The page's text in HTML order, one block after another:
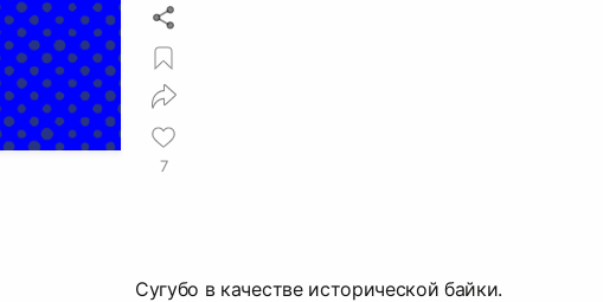
7
Сугубо в качестве исторической байки.